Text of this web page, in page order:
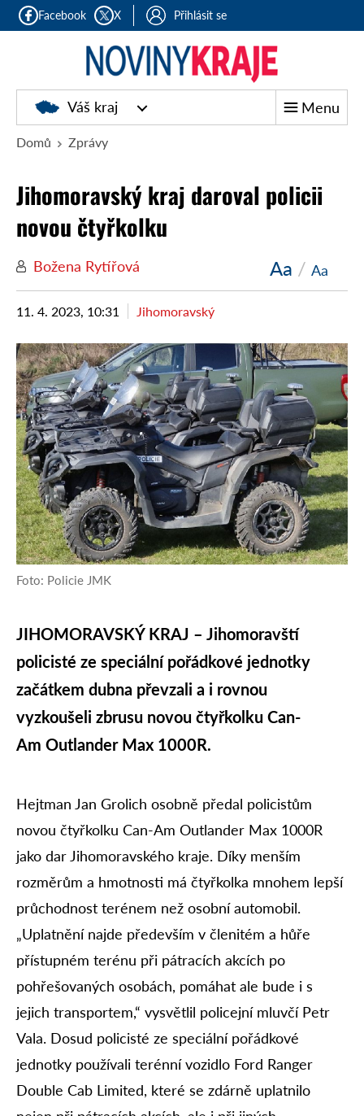
Facebook X Přihlásit se
Noviny
kraje
Váš kraj Menu
Domů Zprávy
Jihomoravský kraj daroval policii
novou čtyřkolku
Božena Rytířová Aa / Aa
11. 4. 2023, 10:31 Jihomoravský
Foto: Policie JMK
JIHOMORAVSKÝ KRAJ – Jihomoravští
policisté ze speciální pořádkové jednotky
začátkem dubna převzali a i rovnou
vyzkoušeli zbrusu novou čtyřkolku Can-
Am Outlander Max 1000R.
Hejtman Jan Grolich osobně předal policistům
novou čtyřkolku Can-Am Outlander Max 1000R
jako dar Jihomoravského kraje. Díky menším
rozměrům a hmotnosti má čtyřkolka mnohem lepší
průchodnost terénem než osobní automobil.
„Uplatnění najde především v členitém a hůře
přístupném terénu při pátracích akcích po
pohřešovaných osobách, pomáhat ale bude i s
jejich transportem,“ vysvětlil policejní mluvčí Petr
Vala. Dosud policisté ze speciální pořádkové
jednotky používali terénní vozidlo Ford Ranger
Double Cab Limited, které se zdárně uplatnilo